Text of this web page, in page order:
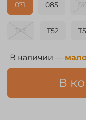
В наличии —
В
071 085
T46 T52